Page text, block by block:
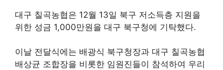
대구 칠곡농협은 12월 13일 북구 저소득층 지원을
위한 성금 1,000만원을 대구 북구청에 기탁했다.
이날 전달식에는 배광식 북구청장과 대구 칠곡농협
배상균 조합장을 비롯한 임원진들이 참석하여 우리